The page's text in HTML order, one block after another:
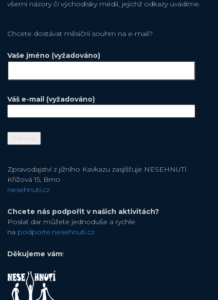
všemi názory či východisky médií, jejichž odkazy uvádíme.
Chcete dostávat měsiční souhrn na e-mail?
Vaše jméno (vyžadováno)
Váš e-mail (vyžadováno)
Zpravodajství z jižního Kavkazu zasjišťuje NESEHNUTÍ
Křížová 15, Brno
nesehnuti.cz
Chcete nás podpořit v našich aktivitách?
Poslat dar můžete jednoduše a rychle
na podporte.nesehnuti.cz
Děkujeme vám!